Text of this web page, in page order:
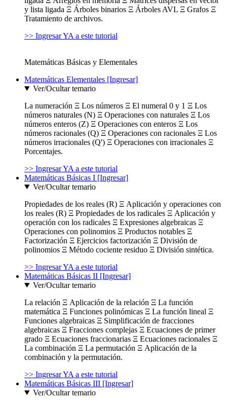
y lista ligada Ξ Árboles binarios Ξ Árboles AVL Ξ Grafos Ξ
Tratamiento de archivos.
>> Ingresar YA a este tutorial
Matemáticas Básicas y Elementales
Matemáticas Elementales [Ingresar]
Ver/Ocultar temario
La numeración Ξ Los números Ξ El numeral 0 y 1 Ξ Los
números naturales (N) Ξ Operaciones con naturales Ξ Los
números enteros (Z) Ξ Operaciones con enteros Ξ Los
números racionales (Q) Ξ Operaciones con racionales Ξ Los
números irracionales (Q') Ξ Operaciones con irracionales Ξ
Porcentajes.
>> Ingresar YA a este tutorial
Matemáticas Básicas I [Ingresar]
Ver/Ocultar temario
Propiedades de los reales (R) Ξ Aplicación y operaciones con
los reales (R) Ξ Propiedades de los radicales Ξ Aplicación y
operación con los radicales Ξ Expresiones algebraicas Ξ
Operaciones con polinomios Ξ Productos notables Ξ
Factorización Ξ Ejercicios factorización Ξ División de
polinomios Ξ Método cociente residuo Ξ División sintética.
>> Ingresar YA a este tutorial
Matemáticas Básicas II [Ingresar]
Ver/Ocultar temario
La relación Ξ Aplicación de la relación Ξ La función
matemática Ξ Funciones polinómicas Ξ La función lineal Ξ
Funciones algebraicas Ξ Simplificación de fracciones
algebraicas Ξ Fracciones complejas Ξ Ecuaciones de primer
grado Ξ Ecuaciones fraccionarias Ξ Ecuaciones racionales Ξ
La combinación Ξ La permutación Ξ Aplicación de la
combinación y la permutación.
>> Ingresar YA a este tutorial
Matemáticas Básicas III [Ingresar]
Ver/Ocultar temario